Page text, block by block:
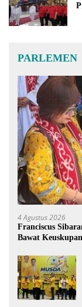
PARLEMEN
4 Agustus 2026
Franciscus
Bawat